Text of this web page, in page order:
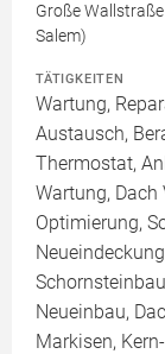
Große
Salem)
TÄTIGKEITEN
Wartung,
Austausch,
Thermostat,
Wartung,
Optimierung,
Neueinbau,
Markisen,